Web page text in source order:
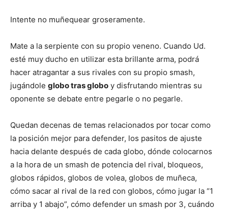
Intente no muñequear groseramente.
Mate a la serpiente con su propio veneno. Cuando Ud.
esté muy ducho en utilizar esta brillante arma, podrá
hacer atragantar a sus rivales con su propio smash,
jugándole globo tras globo y disfrutando mientras su
oponente se debate entre pegarle o no pegarle.
Quedan decenas de temas relacionados por tocar como
la posición mejor para defender, los pasitos de ajuste
hacia delante después de cada globo, dónde colocarnos
a la hora de un smash de potencia del rival, bloqueos,
globos rápidos, globos de volea, globos de muñeca,
cómo sacar al rival de la red con globos, cómo jugar la “1
arriba y 1 abajo”, cómo defender un smash por 3, cuándo